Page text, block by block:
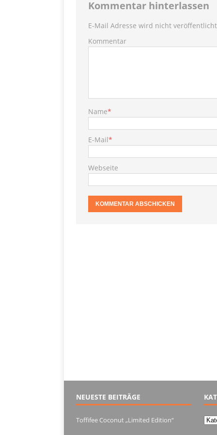
Kommentar hinterlassen
E-Mail Adresse wird nicht
Kommentar
Name*
E-Mail*
Webseite
NEUESTE BEITRÄGE
Toffifee Coconut „Limited Edition“